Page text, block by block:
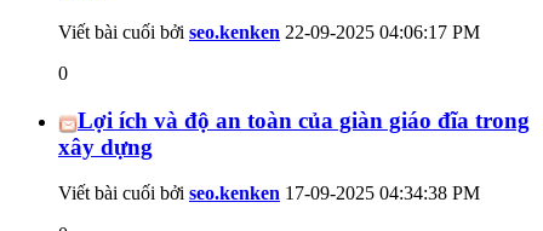
Viết bài cuối bởi seo.kenken 22-09-2025 04:06:17 PM
0
Lợi ích và độ an toàn của giàn giáo đĩa trong
xây dựng
Viết bài cuối bởi seo.kenken 17-09-2025 04:34:38 PM